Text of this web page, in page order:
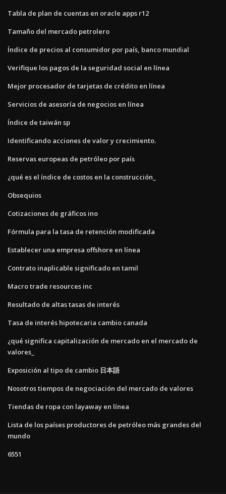
Tabla de plan de cuentas en oracle apps r12
Tamaño del mercado petrolero
Índice de precios al consumidor por país, banco mundial
Verifique los pagos de la seguridad social en línea
Mejor procesador de tarjetas de crédito en línea
Servicios de asesoría de negocios en línea
Índice de taiwán sp
Identificando acciones de valor y crecimiento.
Reservas europeas de petróleo por país
¿qué es el índice de costos en la construcción_
Obsequios
Cotizaciones de gráficos ino
Fórmula para la tasa de retención modificada
Establecer una empresa offshore en línea
Contrato inaplicable significado en tamil
Macro trade resources inc
Resultado de altas tasas de interés
Tasa de interés hipotecaria cambio canada
¿qué significa capitalización de mercado en el mercado de
valores_
Exposición al tipo de cambio 日本語
Nosotros tiempos de negociación del mercado de valores
Tiendas de ropa con layaway en línea
Lista de los países productores de petróleo más grandes del
mundo
6551